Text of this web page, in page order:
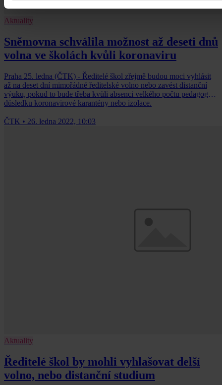
Aktuality
Sněmovna schválila možnost až deseti dnů
volna ve školách kvůli koronaviru
Praha 25. ledna (ČTK) - Ředitelé škol zřejmě budou moci vyhlásit
až na deset dní mimořádné ředitelské volno nebo zavést distanční
výuku, pokud to bude třeba kvůli absenci velkého počtu pedagogů v
důsledku koronavirové karantény nebo izolace.
ČTK • 26. ledna 2022, 10:03
Aktuality
Ředitelé škol by mohli vyhlašovat delší
volno, nebo distanční studium